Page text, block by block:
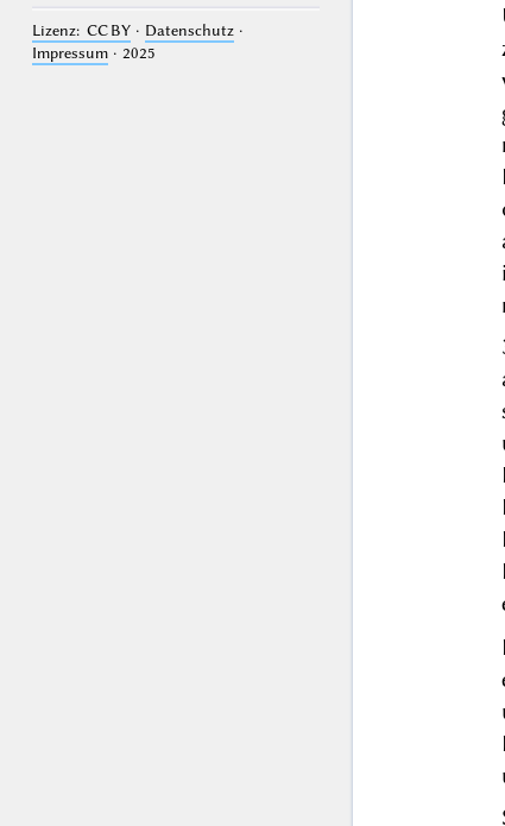
Lizenz: CC BY· Datenschutz·
Impressum· 2025